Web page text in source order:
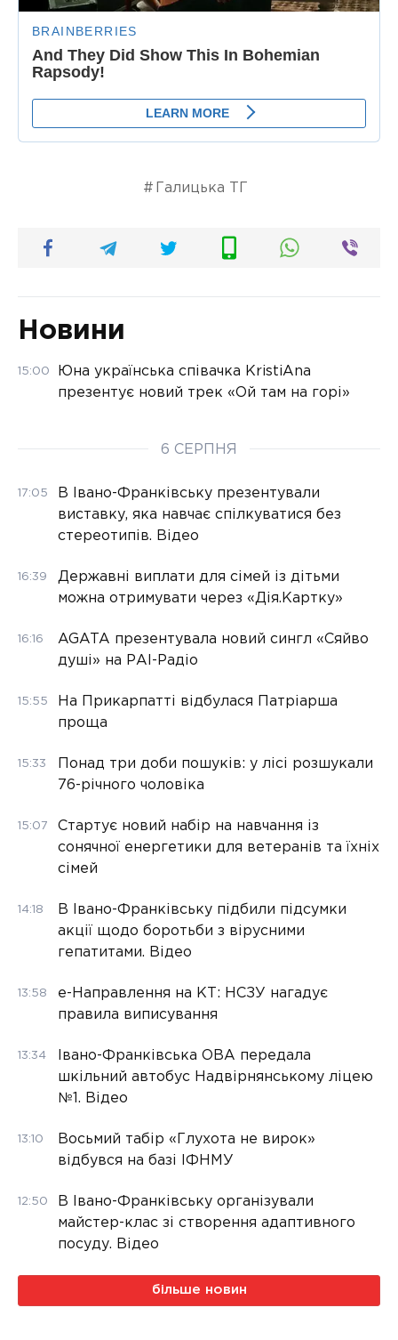
Галицька ТГ
Новини
15:00
Юна українська співачка KristiAna
презентує новий трек «Ой там на горі»
6 СЕРПНЯ
17:05
В Івано-Франківську презентували
виставку, яка навчає спілкуватися без
стереотипів. Відео
16:39
Державні виплати для сімей із дітьми
можна отримувати через «Дія.Картку»
16:16
AGATA презентувала новий сингл «Сяйво
душі» на РАІ-Радіо
15:55
На Прикарпатті відбулася Патріарша
проща
15:33
Понад три доби пошуків: у лісі розшукали
76-річного чоловіка
15:07
Стартує новий набір на навчання із
сонячної енергетики для ветеранів та їхніх
сімей
14:18
В Івано-Франківську підбили підсумки
акції щодо боротьби з вірусними
гепатитами. Відео
13:58
е-Направлення на КТ: НСЗУ нагадує
правила виписування
13:34
Івано-Франківська ОВА передала
шкільний автобус Надвірнянському ліцею
№1. Відео
13:10
Восьмий табір «Глухота не вирок»
відбувся на базі ІФНМУ
12:50
В Івано-Франківську організували
майстер-клас зі створення адаптивного
посуду. Відео
більше новин